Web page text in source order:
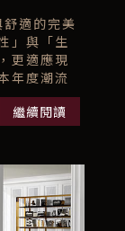
適的完美
」與「生
更適應現
年度潮流
繼續閱讀